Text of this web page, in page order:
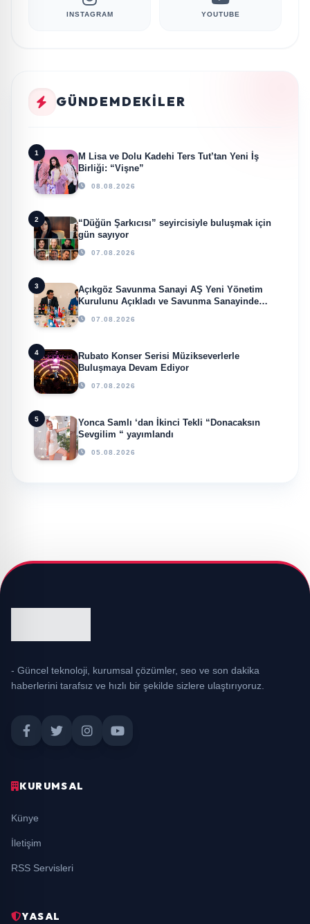
INSTAGRAM YOUTUBE
GÜNDEMDEKILER
1
M Lisa ve Dolu Kadehi Ters Tut’tan Yeni İş
Birliği: “Vişne”
08.08.2026
2
“Düğün Şarkıcısı” seyircisiyle buluşmak için
gün sayıyor
07.08.2026
3
Açıkgöz Savunma Sanayi AŞ Yeni Yönetim
Kurulunu Açıkladı ve Savunma Sanayinde
Küresel Vizyon Vurgusu
07.08.2026
4
Rubato Konser Serisi Müzikseverlerle
Buluşmaya Devam Ediyor
07.08.2026
5
Yonca Samlı ‘dan İkinci Tekli “Donacaksın
Sevgilim “ yayımlandı
05.08.2026
- Güncel teknoloji, kurumsal çözümler, seo ve son dakika
haberlerini tarafsız ve hızlı bir şekilde sizlere ulaştırıyoruz.
KURUMSAL
Künye
İletişim
RSS Servisleri
YASAL